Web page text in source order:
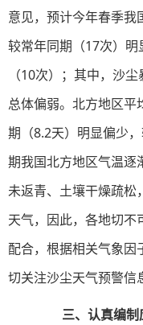
意见，预计今年春季我
较常年同期（17次）
（10次）；其中，沙
总体偏弱。北方地区
期（8.2天）明显偏少
期我国北方地区气温逐
未返青、土壤干燥疏松
天气，因此，各地切不
配合，根据相关气象因
切关注沙尘天气预警信
三、认真编